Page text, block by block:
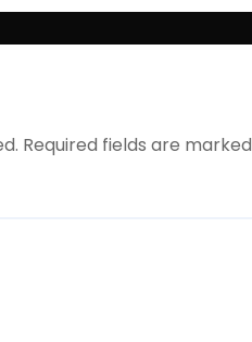
Required fields are marked